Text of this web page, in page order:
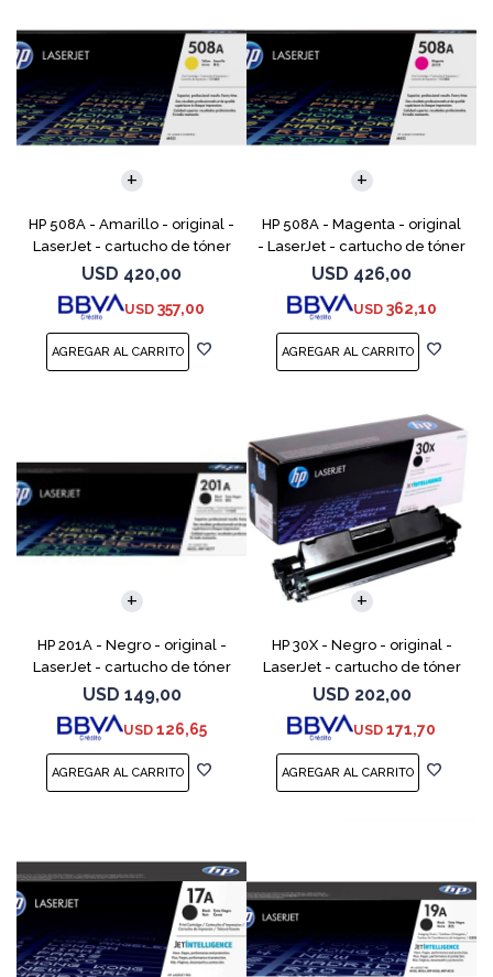
HP 508A - Amarillo - original -
LaserJet - cartucho de tóner
(CF362A) - para Color
LaserJet Enterprise MFP M577;
LaserJet Enterp
USD 420,00
USD 357,00
HP 508A - Magenta - original
- LaserJet - cartucho de tóner
(CF363A) - para Color
LaserJet Enterprise MFP M577;
LaserJet Enterpr
USD 426,00
USD 362,10
HP 201A - Negro - original -
LaserJet - cartucho de tóner
(CF400A) - para Color
LaserJet Pro M252dn,
M252dw, M252n, MFP M277c6,
USD 149,00
USD 126,65
HP 30X - Negro - original -
LaserJet - cartucho de tóner
(CF230X) - para LaserJet Pro
M203d, M203dn, M203dw, MFP
M227fdn, MFP M2
USD 202,00
USD 171,70